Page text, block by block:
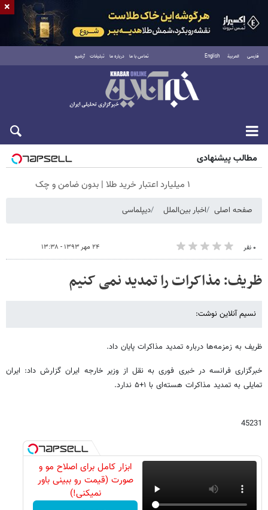
فارسی العربية English تماس با ما درباره ما تبلیغات آرشیو
شنبه ۱۷ مرداد ۱۴۰۵
مطالب پیشنهادی
۱ میلیارد اعتبار خرید طلا | بدون ضامن و چک
صفحه اصلی اخبار بین‌الملل دیپلماسی
۰ نفر ۲۴ مهر ۱۳۹۳ - ۱۳:۳۸
ظریف: مذاکرات را تمدید نمی کنیم
نسیم آنلاین نوشت:
ظریف به زمزمه‌ها درباره تمدید مذاکرات پایان داد.
خبرگزاری فرانسه در خبری فوری به نقل از وزیر خارجه ایران گزارش داد: ایران
تمایلی به تمدید مذاکرات هسته‌ای با ۱+۵ ندارد.
45231
ابزار کامل برای اصلاح مو و
صورت (قیمت رو ببینی باور
نمیکنی!)
×